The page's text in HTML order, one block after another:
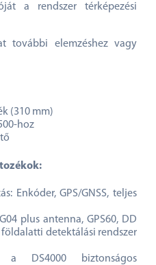
a rendszer térképezési
további elemzéshez vagy
(310 mm)
hoz
Enkóder, GPS/GNSS, teljes
plus antenna, GPS60, DD
földalatti detektálási rendszer
a DS4000 biztonságos